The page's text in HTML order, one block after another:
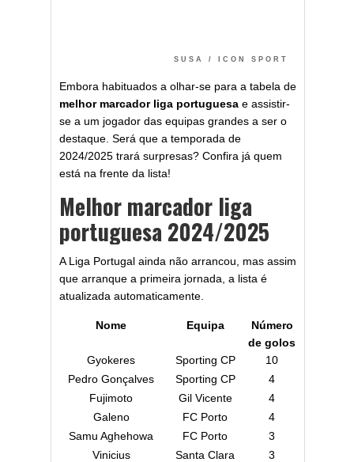
SUSA / ICON SPORT
Embora habituados a olhar-se para a tabela de
melhor marcador liga portuguesa e assistir-
se a um jogador das equipas grandes a ser o
destaque. Será que a temporada de
2024/2025 trará surpresas? Confira já quem
está na frente da lista!
Melhor marcador liga
portuguesa 2024/2025
A Liga Portugal ainda não arrancou, mas assim
que arranque a primeira jornada, a lista é
atualizada automaticamente.
Nome Equipa
Número
de golos
Gyokeres
Sporting CP
10
Pedro Gonçalves
Sporting CP
4
Fujimoto
Gil Vicente
4
Galeno
FC Porto
4
Samu Aghehowa
FC Porto
3
Vinicius
Santa Clara
3